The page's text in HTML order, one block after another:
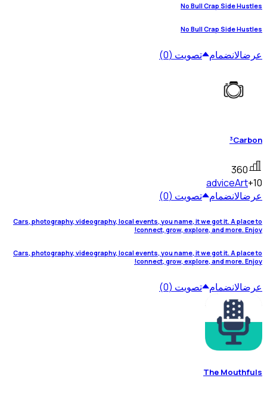
No Bull Crap Side Hustles
No Bull Crap Side Hustles
عرضالانضمام تصويت (0)
³Carbon
360
adviceArt+10
عرضالانضمام تصويت (0)
Cars, photography, videography, local events, you name, it we got it. A place to
connect, grow, explore, and more. Enjoy!
Cars, photography, videography, local events, you name, it we got it. A place to
connect, grow, explore, and more. Enjoy!
عرضالانضمام تصويت (0)
The Mouthfuls